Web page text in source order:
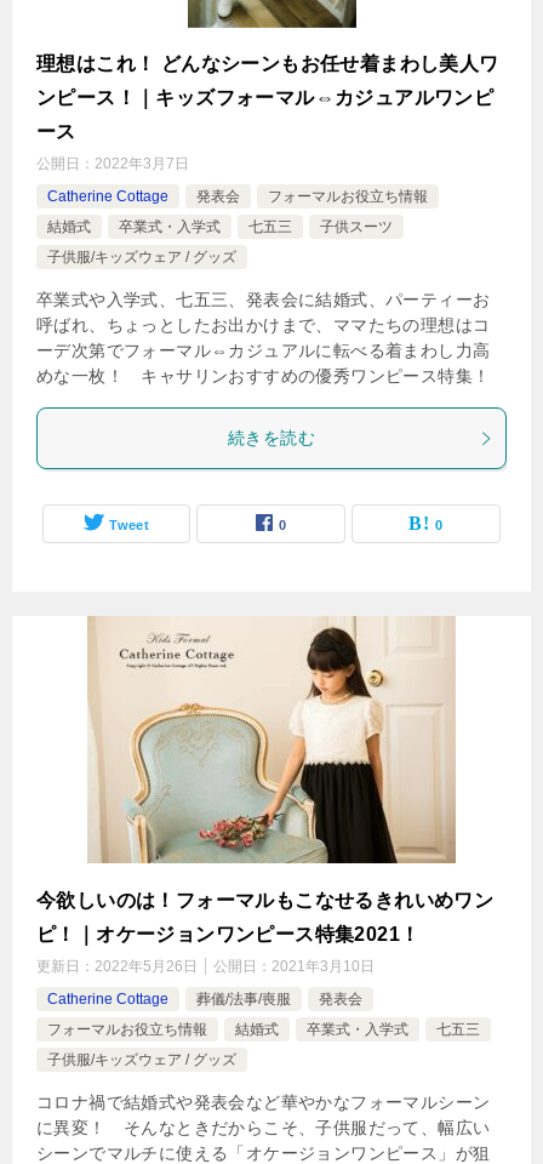
理想はこれ！ どんなシーンもお任せ着まわし美人ワ
ンピース！｜キッズフォーマル⇔カジュアルワンピ
ース
公開日： 2022年3月7日
Catherine Cottage
発表会
フォーマルお役立ち情報
結婚式
卒業式・入学式 七五三
子供スーツ
子供服/キッズウェア / グッズ
卒業式や入学式、七五三、発表会に結婚式、パーティーお
呼ばれ、ちょっとしたお出かけまで、ママたちの理想はコ
ーデ次第でフォーマル⇔カジュアルに転べる着まわし力高
めな一枚！ キャサリンおすすめの優秀ワンピース特集！
続きを読む
Tweet 0 0
今欲しいのは！フォーマルもこなせるきれいめワン
ピ！｜オケージョンワンピース特集2021！
更新日： 2022年5月26日 公開日： 2021年3月10日
Catherine Cottage
葬儀/法事/喪服
発表会
フォーマルお役立ち情報
結婚式 卒業式・入学式
七五三
子供服/キッズウェア / グッズ
コロナ禍で結婚式や発表会など華やかなフォーマルシーン
に異変！ そんなときだからこそ、子供服だって、幅広い
シーンでマルチに使える「オケージョンワンピース」が狙